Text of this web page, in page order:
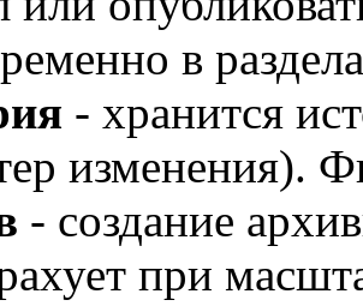
в
- хранится
изменения).
- создание
при